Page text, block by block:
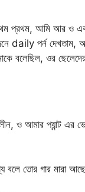
প্রথম, আমি আর ও
daily পর্ন দেখতাম,
বলেছিল, ওর ছেলেদের
ও আমার প্যান্ট এর
বলে তোর গার মারা